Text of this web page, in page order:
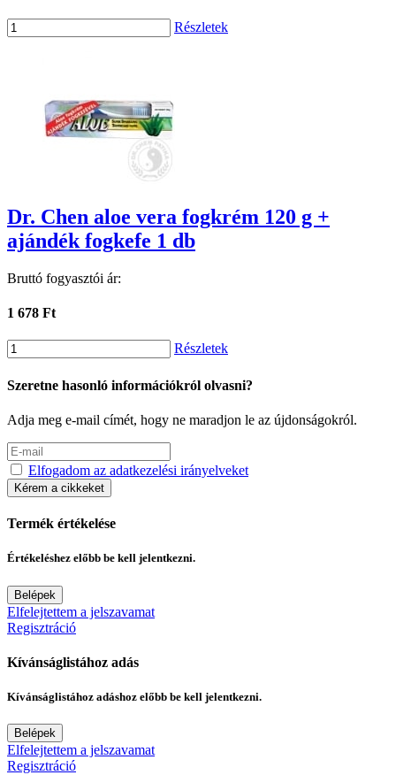
Részletek
Dr. Chen aloe vera fogkrém 120 g +
ajándék fogkefe 1 db
Bruttó fogyasztói ár:
1 678 Ft
Részletek
Szeretne hasonló információkról olvasni?
Adja meg e-mail címét, hogy ne maradjon le az újdonságokról.
Elfogadom az adatkezelési irányelveket
Kérem a cikkeket
Termék értékelése
Értékeléshez előbb be kell jelentkezni.
Belépek
Elfelejtettem a jelszavamat
Regisztráció
Kívánságlistához adás
Kívánságlistához adáshoz előbb be kell jelentkezni.
Belépek
Elfelejtettem a jelszavamat
Regisztráció